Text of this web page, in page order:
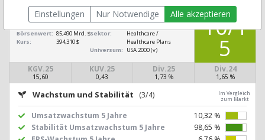
Elevance Health[ANTM A12FMV
US0367521038]
Börsenwert: 85,490 Mrd. $
Kurs:
394,310 $
Sektor:
Healthcare /
Healthcare Plans
Universum:
USA 2000 (v)
KGV.25
15,60
KUV.25
0,43
Div.25
1,73 %
Div.24
1,65 %
10/1
5
Wachstum und Stabilität (3/4)
Im Vergleich
zum Markt
Umsatzwachstum 5 Jahre
10,32 %
Stabilität Umsatzwachstum 5 Jahre
98,65 %
Einstellungen Nur Notwendige Alle akzeptieren